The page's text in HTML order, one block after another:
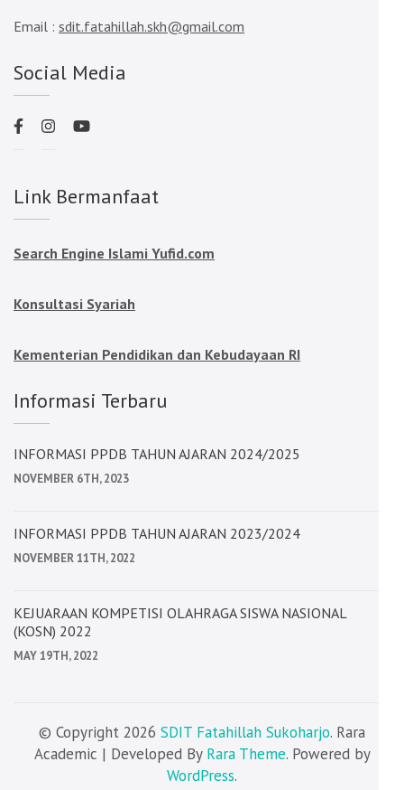
Email : sdit.fatahillah.skh@gmail.com
Social Media
Link Bermanfaat
Search Engine Islami Yufid.com
Konsultasi Syariah
Kementerian Pendidikan dan Kebudayaan RI
Informasi Terbaru
INFORMASI PPDB TAHUN AJARAN 2024/2025
NOVEMBER 6TH, 2023
INFORMASI PPDB TAHUN AJARAN 2023/2024
NOVEMBER 11TH, 2022
KEJUARAAN KOMPETISI OLAHRAGA SISWA NASIONAL
(KOSN) 2022
MAY 19TH, 2022
© Copyright 2026 SDIT Fatahillah Sukoharjo. Rara
Academic | Developed By Rara Theme. Powered by
WordPress.